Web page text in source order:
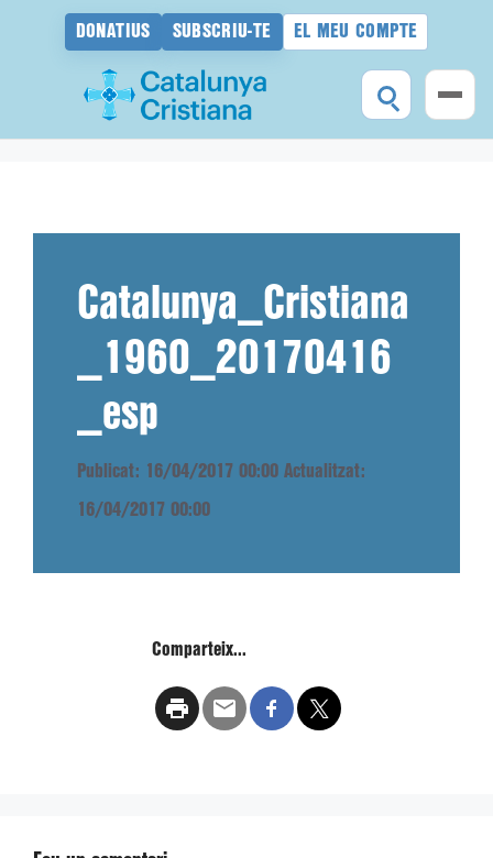
DONATIUS SUBSCRIU-TE EL MEU COMPTE
Catalunya_Cristiana
_1960_20170416
_esp
Publicat: 16/04/2017 00:00 Actualitzat:
16/04/2017 00:00
Comparteix...